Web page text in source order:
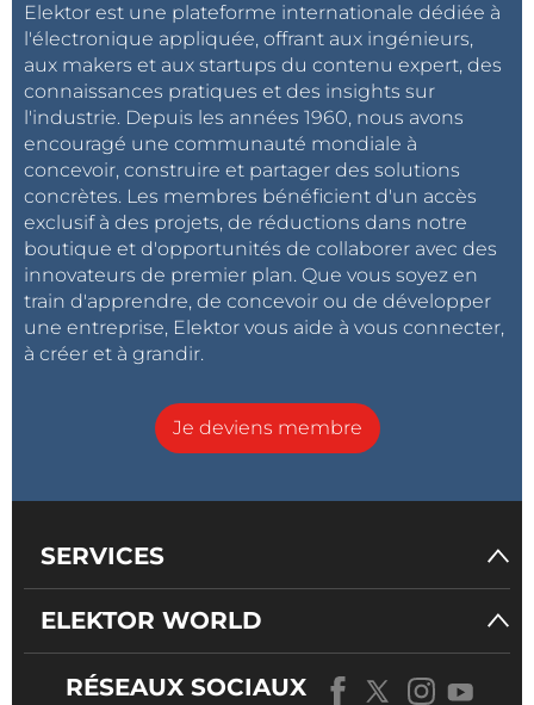
Elektor est une plateforme internationale dédiée à
l'électronique appliquée, offrant aux ingénieurs,
aux makers et aux startups du contenu expert, des
connaissances pratiques et des insights sur
l'industrie. Depuis les années 1960, nous avons
encouragé une communauté mondiale à
concevoir, construire et partager des solutions
concrètes. Les membres bénéficient d'un accès
exclusif à des projets, de réductions dans notre
boutique et d'opportunités de collaborer avec des
innovateurs de premier plan. Que vous soyez en
train d'apprendre, de concevoir ou de développer
une entreprise, Elektor vous aide à vous connecter,
à créer et à grandir.
Je deviens membre
SERVICES
ELEKTOR WORLD
RÉSEAUX SOCIAUX